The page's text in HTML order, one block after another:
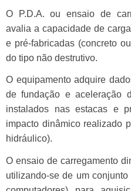
O P.D.A. ou ensaio de
avalia a capacidade de
e pré-fabricadas (concreto
do tipo não destrutivo.
O equipamento adquire
de fundação e aceleração
instalados nas estacas e
impacto dinâmico realizado
hidráulico).
O ensaio de carregamento
utilizando-se de um